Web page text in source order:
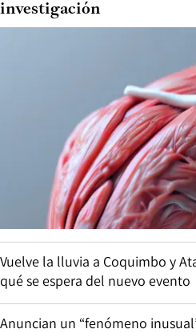
investigación
Vuelve la lluvia a Coquimbo y
qué se espera del nuevo evento
Anuncian un “fenómeno